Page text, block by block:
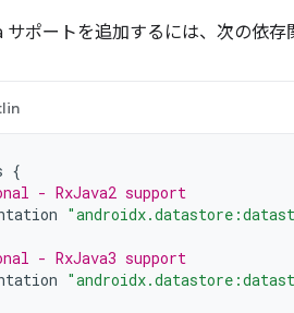
ポートを追加するには、次の依存
{
- RxJava2 support
- RxJava3 support